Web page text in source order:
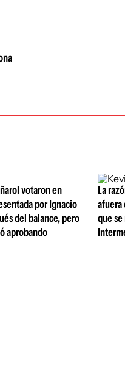
votaron en
por Ignacio
del balance, pero
aprobando
La
afuera
que